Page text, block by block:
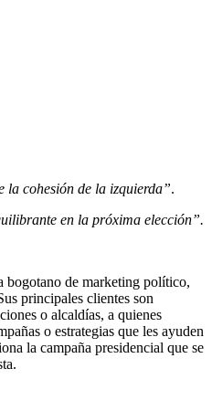
la cohesión de la izquierda”.
en la próxima elección”.
bogotano de marketing político,
principales clientes son
o alcaldías, a quienes
o estrategias que les ayuden
la campaña presidencial que se